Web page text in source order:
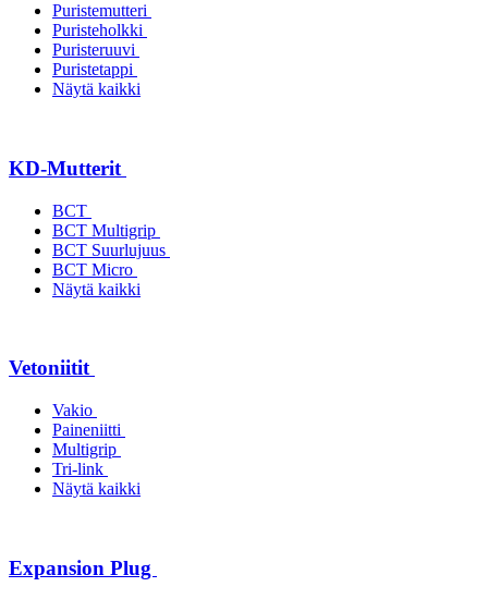
Puristemutteri
Puristeholkki
Puristeruuvi
Puristetappi
Näytä kaikki
KD-Mutterit
BCT
BCT Multigrip
BCT Suurlujuus
BCT Micro
Näytä kaikki
Vetoniitit
Vakio
Paineniitti
Multigrip
Tri-link
Näytä kaikki
Expansion Plug